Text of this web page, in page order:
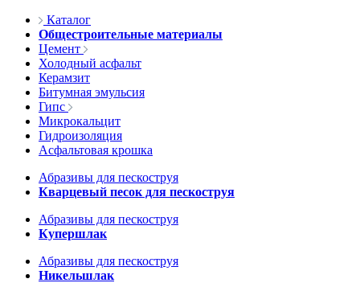
Каталог
Общестроительные материалы
Цемент
Холодный асфальт
Керамзит
Битумная эмульсия
Гипс
Микрокальцит
Гидроизоляция
Асфальтовая крошка
Абразивы для пескоструя
Кварцевый песок для пескоструя
Абразивы для пескоструя
Купершлак
Абразивы для пескоструя
Никельшлак